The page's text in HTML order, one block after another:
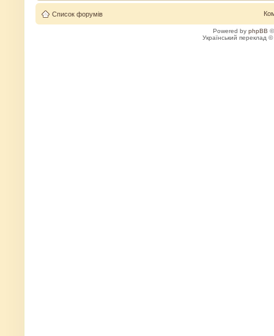
Список форумів
Powered by phpBB
Український переклад